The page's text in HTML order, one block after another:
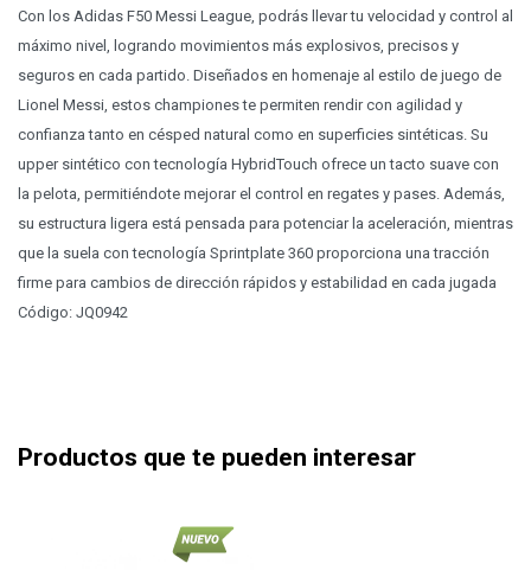
Con los Adidas F50 Messi League, podrás llevar tu velocidad y control al
máximo nivel, logrando movimientos más explosivos, precisos y
seguros en cada partido. Diseñados en homenaje al estilo de juego de
Lionel Messi, estos championes te permiten rendir con agilidad y
confianza tanto en césped natural como en superficies sintéticas. Su
upper sintético con tecnología HybridTouch ofrece un tacto suave con
la pelota, permitiéndote mejorar el control en regates y pases. Además,
su estructura ligera está pensada para potenciar la aceleración, mientras
que la suela con tecnología Sprintplate 360 proporciona una tracción
firme para cambios de dirección rápidos y estabilidad en cada jugada
Código: JQ0942
Productos que te pueden interesar